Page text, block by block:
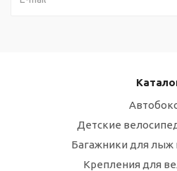
Детские
Багажники для лыж
Крепления для